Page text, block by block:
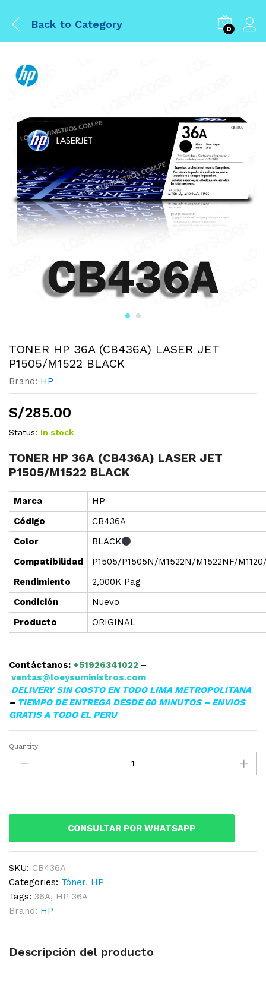
Back to Category 0
TONER HP 36A (CB436A) LASER JET
P1505/M1522 BLACK
Brand: HP
S/285.00
Status: In stock
TONER HP 36A (CB436A) LASER JET
P1505/M1522 BLACK
Marca
HP
Código
CB436A
Color
BLACK
Compatibilidad
P1505/P1505N/M1522N/M1522NF/
Rendimiento
2,000K Pag
Condición
Nuevo
Producto
ORIGINAL
Contáctanos: +51926341022 –
ventas@loeysuministros.com
DELIVERY SIN COSTO EN TODO LIMA METROPOLITANA
– TIEMPO DE ENTREGA DESDE 60 MINUTOS – ENVIOS
GRATIS A TODO EL PERU
TONER
HP
36A
quantity
Quantity
CONSULTAR POR WHATSAPP
SKU: CB436A
Categories: Tóner, HP
Tags: 36A, HP 36A
Brand: HP
Descripción del producto